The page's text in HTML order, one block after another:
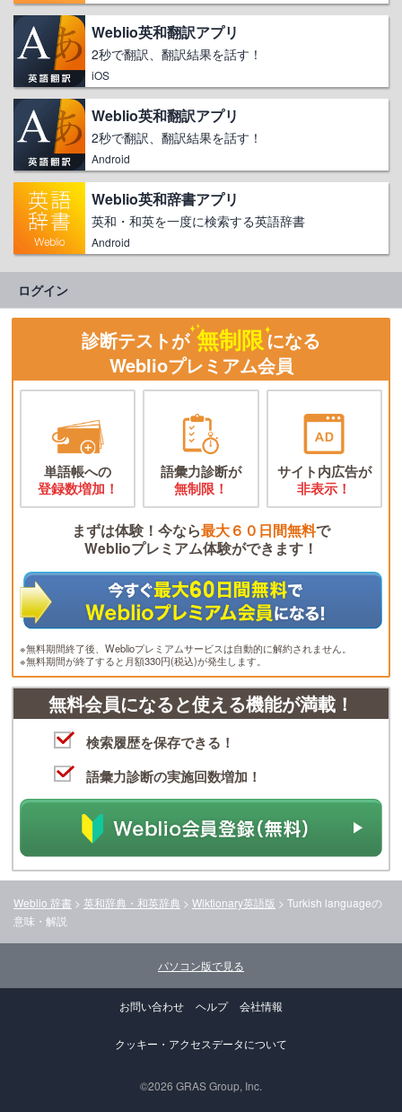
Weblio英和翻訳アプリ
2秒で翻訳、翻訳結果を話す！
iOS
Weblio英和翻訳アプリ
2秒で翻訳、翻訳結果を話す！
Android
Weblio英和辞書アプリ
英和・和英を一度に検索する英語辞書
Android
ログイン
診断テストが 無制限になる
Weblioプレミアム会員
単語帳への
登録数増加！
語彙力診断が
無制限！
サイト内広告が
非表示！
まずは体験！今なら最大６０日間無料で
Weblioプレミアム体験ができます！
※無料期間終了後、Weblioプレミアムサービスは自動的に解約されません。
※無料期間が終了すると月額330円(税込)が発生します。
無料会員になると使える機能が満載！
検索履歴を保存できる！
語彙力診断の実施回数増加！
Weblio 辞書 > 英和辞典・和英辞典 > Wiktionary英語版 > Turkish languageの
意味・解説
パソコン版で見る
お問い合わせ ヘルプ 会社情報
クッキー・アクセスデータについて
©2026 GRAS Group, Inc.